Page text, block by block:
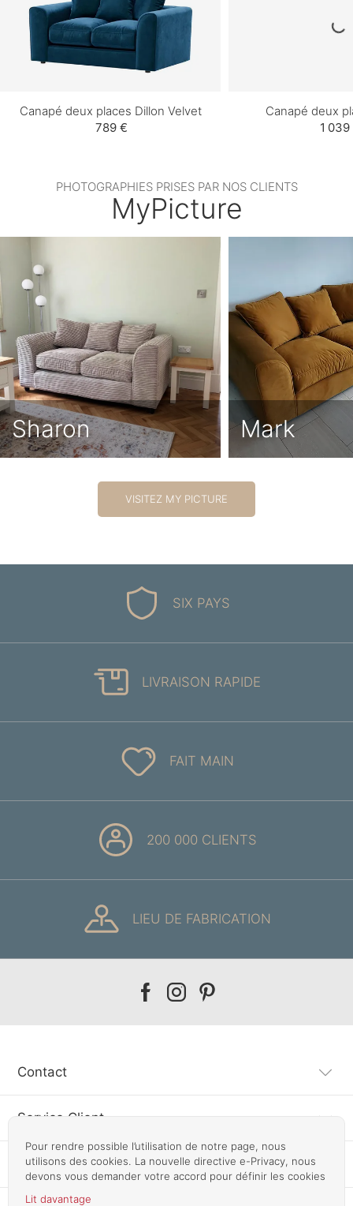
Pour rendre possible l’utilisation de notre page, nous
utilisons des cookies. La nouvelle directive e-Privacy, nous
devons vous demander votre accord pour définir les cookies
Lit davantage
Canapé deux places Dillon Velvet
789 €
Canapé deux
1 039
PHOTOGRAPHIES PRISES PAR NOS CLIENTS
MyPicture
Sharon Mark
VISITEZ MY PICTURE
SIX PAYS
LIVRAISON RAPIDE
FAIT MAIN
200 000 CLIENTS
LIEU DE FABRICATION
Our
Our
Our
Contact
Service Client
Information